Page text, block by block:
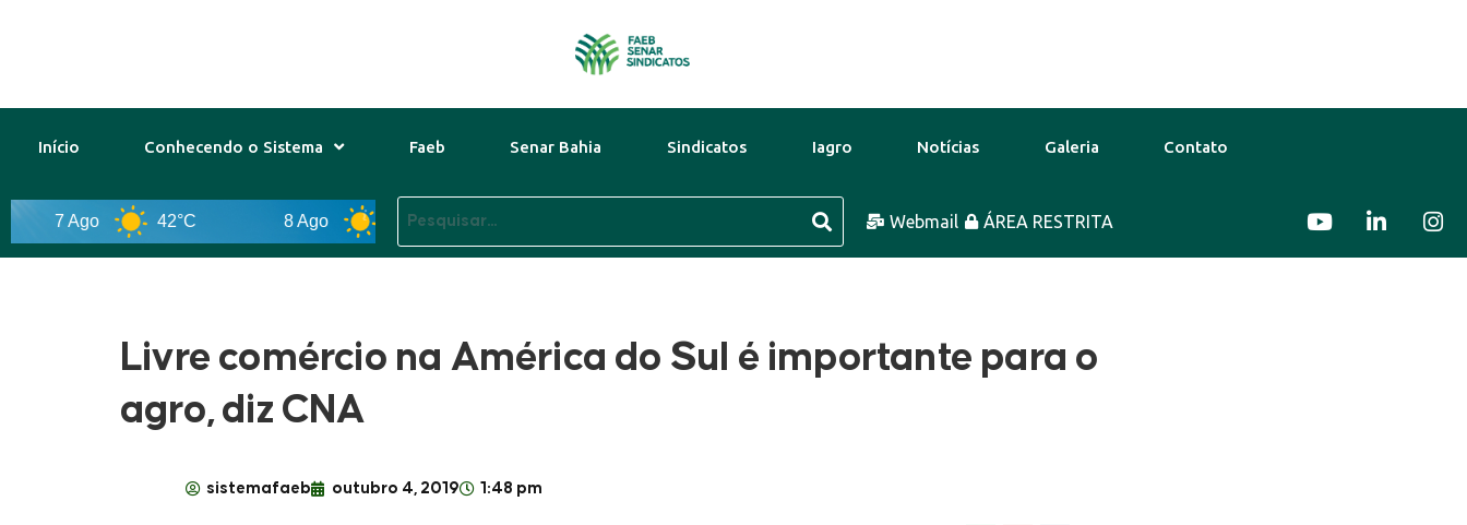
Início Conhecendo o Sistema Faeb Senar Bahia Sindicatos Iagro Notícias Galeria Contato
7 Ago 42°C 8 Ago 44°C 9 Ago 39°C 11 Ago 38°C 38°C 13 Ago
Webmail ÁREA RESTRITA
Livre comércio na América do Sul é importante para o
agro, diz CNA
sistemafaeb outubro 4, 2019 1:48 pm